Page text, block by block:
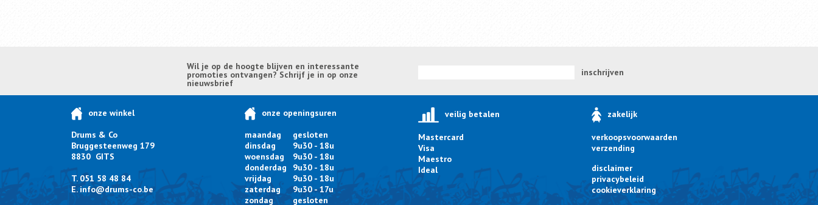
Wil je op de hoogte blijven en interessante
promoties ontvangen? Schrijf je in op onze
nieuwsbrief
inschrijven
onze winkel
Drums & Co
Bruggesteenweg 179
8830 GITS
T. 051 58 48 84
E.info@drums-co.be
onze openingsuren
maandag
gesloten
dinsdag
9u30 - 18u
woensdag
9u30 - 18u
donderdag
9u30 - 18u
vrijdag
9u30 - 18u
zaterdag
9u30 - 17u
zondag
gesloten
veilig betalen
Mastercard
Visa
Maestro
Ideal
zakelijk
verkoopsvoorwaarden
verzending
disclaimer
privacybeleid
cookieverklaring